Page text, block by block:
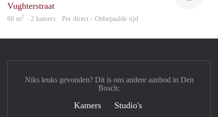
Vughterstraat
60 m2 · 2 kamers · Per direct - Onbepaalde tijd
Niks leuks gevonden? Dit is ons andere aanbod in Den
Bosch:
Kamers Studio's